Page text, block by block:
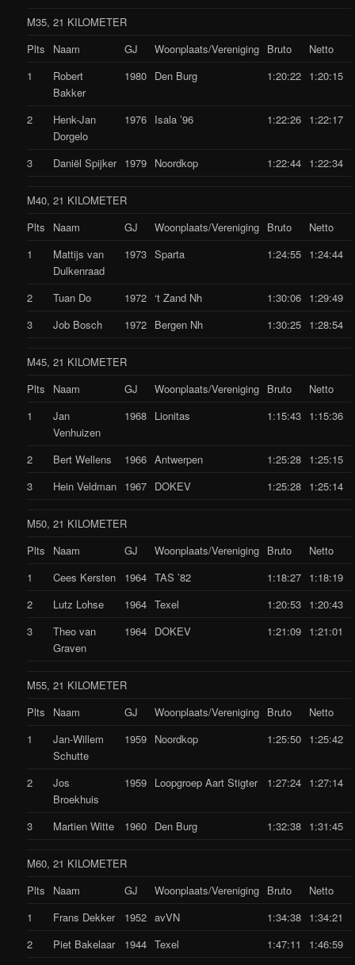
M35, 21 KILOMETER
Plts
Naam GJ Woonplaats/Vereniging Bruto
Netto
1
Robert
Bakker
1980 Den Burg 1:20:22 1:20:15
2
Henk-Jan
Dorgelo
1976 Isala ’96 1:22:26 1:22:17
3 Daniël Spijker 1979 Noordkop 1:22:44 1:22:34
M40, 21 KILOMETER
Plts
Naam GJ Woonplaats/Vereniging Bruto
Netto
1
Mattijs van
Dulkenraad
1973 Sparta 1:24:55 1:24:44
2 Tuan Do 1972 ‘t Zand Nh 1:30:06 1:29:49
3
Job Bosch 1972 Bergen Nh 1:30:25 1:28:54
M45, 21 KILOMETER
Plts
Naam GJ Woonplaats/Vereniging Bruto
Netto
1
Jan
Venhuizen
1968 Lionitas 1:15:43 1:15:36
2 Bert Wellens 1966 Antwerpen 1:25:28 1:25:15
3
Hein Veldman 1967 DOKEV 1:25:28 1:25:14
M50, 21 KILOMETER
Plts
Naam GJ Woonplaats/Vereniging Bruto
Netto
1
Cees Kersten 1964 TAS ’82 1:18:27 1:18:19
2
Lutz Lohse 1964 Texel 1:20:53 1:20:43
3
Theo van
Graven
1964 DOKEV 1:21:09 1:21:01
M55, 21 KILOMETER
Plts
Naam GJ Woonplaats/Vereniging Bruto
Netto
1
Jan-Willem
Schutte
1959 Noordkop 1:25:50 1:25:42
2
Jos
Broekhuis
1959 Loopgroep Aart Stigter 1:27:24 1:27:14
3 Martien Witte 1960 Den Burg 1:32:38 1:31:45
M60, 21 KILOMETER
Plts
Naam GJ Woonplaats/Vereniging Bruto
Netto
1
Frans Dekker 1952 avVN 1:34:38 1:34:21
2
Piet Bakelaar 1944 Texel 1:47:11
1:46:59